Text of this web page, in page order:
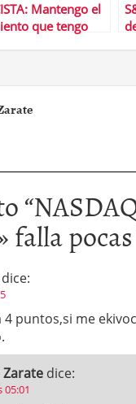
Mantengo el
que tengo
“
pocas
dice:
puntos,si me
Zarate dice:
05:01